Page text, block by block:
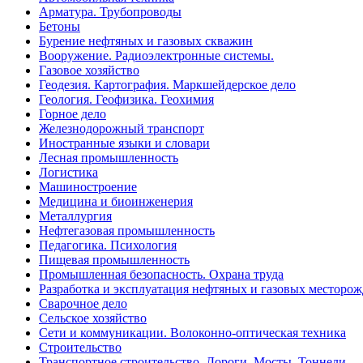
Арматура. Трубопроводы
Бетоны
Бурение нефтяных и газовых скважин
Вооружение. Радиоэлектронные системы.
Газовое хозяйство
Геодезия. Картография. Маркшейдерское дело
Геология. Геофизика. Геохимия
Горное дело
Железнодорожный транспорт
Иностранные языки и словари
Лесная промышленность
Логистика
Машиностроение
Медицина и биоинженерия
Металлургия
Нефтегазовая промышленность
Педагогика. Психология
Пищевая промышленность
Промышленная безопасность. Охрана труда
Разработка и эксплуатация нефтяных и газовых
Сварочное дело
Сельское хозяйство
Сети и коммуникации. Волоконно-оптическая техника
Строительство